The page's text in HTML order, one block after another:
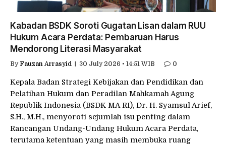
Kabadan BSDK Soroti Gugatan Lisan dalam RUU
Hukum Acara Perdata: Pembaruan Harus
Mendorong Literasi Masyarakat
By Fauzan Arrasyid 30 July 2026 • 14:51 WIB 0
Kepala Badan Strategi Kebijakan dan Pendidikan dan
Pelatihan Hukum dan Peradilan Mahkamah Agung
Republik Indonesia (BSDK MA RI), Dr. H. Syamsul Arief,
S.H., M.H., menyoroti sejumlah isu penting dalam
Rancangan Undang-Undang Hukum Acara Perdata,
terutama ketentuan yang masih membuka ruang